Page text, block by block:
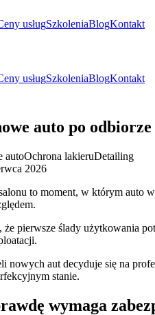
usługSzkoleniaBlogKontakt
usługSzkoleniaBlogKontakt
auto po odbiorze
autoOchrona lakieruDetailing
2026
to moment, w którym auto
że pierwsze ślady użytkowania
nowych aut decyduje się na
stanie.
wymaga